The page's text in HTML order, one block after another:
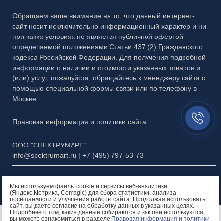
Мы используем файлы cookie и сервисы веб-аналитики
(Яндекс.Метрика, Comagic) для сбора статистики, анализа
посещаемости и улучшения работы сайта. Продолжая использовать
сайт, вы даете согласие на обработку данных в указанных целях.
Подробнее о том, какие данные собираются и как они используются,
вы можете ознакомиться в разделе Правовая информация и политики
Остались вопросы?
Каталог №7 Матовые рисунки
Каталог №8 Скинали и кухонные фартуки
Каталог №9 Алмазная гравировка
Каталог №11 Эксклюзивный багет
Обращаем ваше внимание на то, что данный интернет-
сайт носит исключительно информационный характер и ни
при каких условиях не является публичной офертой,
определяемой положениями Статьи 437 (2) Гражданского
кодекса Российской Федерации. Для получения подробной
информации о наличии и стоимости указанных товаров и
(или) услуг, пожалуйста, обращайтесь к менеджеру сайта с
помощью специальной формы связи или по телефону в
Москве
Правовая информация и политики сайта
ООО "СПЕКТРУМАРТ"
info@spektrumart.ru | +7 (495) 797-53-73
Заказать
звонок//